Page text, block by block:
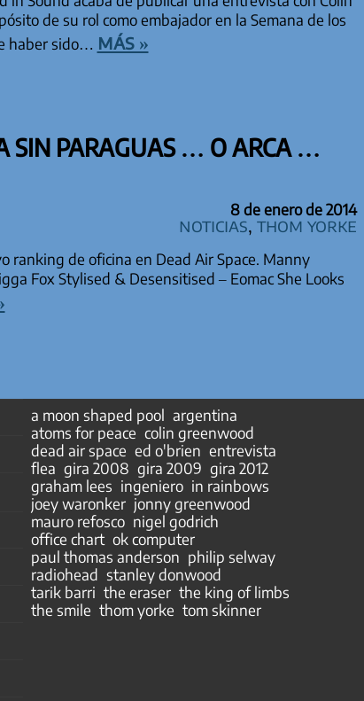
de su rol como embajador en la Semana de los
haber sido… más »
SIN PARAGUAS … O ARCA …
8 de enero de 2014
Noticias Thom Yorke
ranking de oficina en Dead Air Space. Manny
Fox Stylised & Desensitised – Eomac She Looks
a moon shaped pool argentina
atoms for peace colin greenwood
dead air space ed o'brien entrevista
flea gira 2008 gira 2009 gira 2012
graham lees ingeniero in rainbows
joey waronker jonny greenwood
mauro refosco nigel godrich
office chart ok computer
paul thomas anderson philip selway
radiohead stanley donwood
tarik barri the eraser the king of limbs
the smile thom yorke tom skinner